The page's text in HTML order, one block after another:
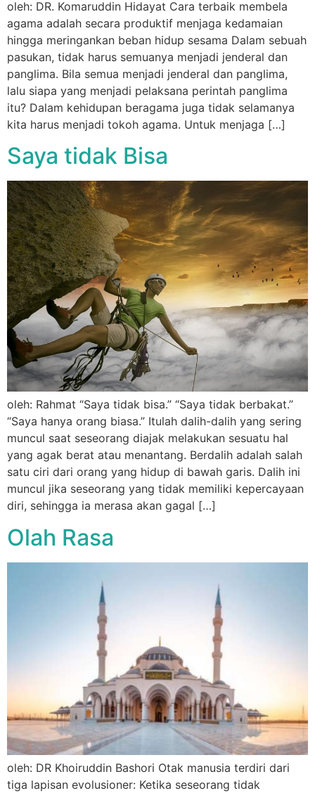
oleh: DR. Komaruddin Hidayat Cara terbaik membela
agama adalah secara produktif menjaga kedamaian
hingga meringankan beban hidup sesama Dalam sebuah
pasukan, tidak harus semuanya menjadi jenderal dan
panglima. Bila semua menjadi jenderal dan panglima,
lalu siapa yang menjadi pelaksana perintah panglima
itu? Dalam kehidupan beragama juga tidak selamanya
kita harus menjadi tokoh agama. Untuk menjaga […]
Saya tidak Bisa
oleh: Rahmat “Saya tidak bisa.” “Saya tidak berbakat.”
“Saya hanya orang biasa.” Itulah dalih-dalih yang sering
muncul saat seseorang diajak melakukan sesuatu hal
yang agak berat atau menantang. Berdalih adalah salah
satu ciri dari orang yang hidup di bawah garis. Dalih ini
muncul jika seseorang yang tidak memiliki kepercayaan
diri, sehingga ia merasa akan gagal […]
Olah Rasa
oleh: DR Khoiruddin Bashori Otak manusia terdiri dari
tiga lapisan evolusioner: Ketika seseorang tidak